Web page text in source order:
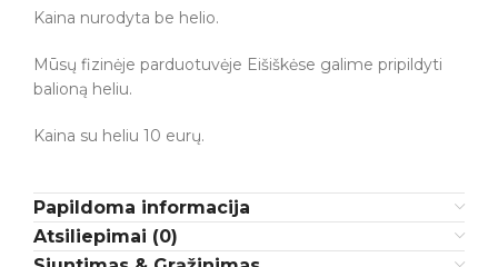
Kaina nurodyta be helio.
Mūsų fizinėje parduotuvėje Eišiškėse galime pripildyti
balioną heliu.
Kaina su heliu 10 eurų.
Papildoma informacija
Atsiliepimai (0)